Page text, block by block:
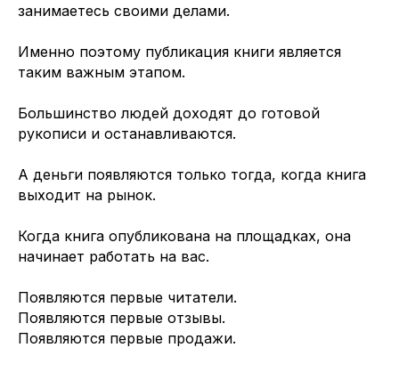
занимаетесь своими делами.
Именно поэтому публикация книги является
таким важным этапом.
Большинство людей доходят до готовой
рукописи и останавливаются.
А деньги появляются только тогда, когда книга
выходит на рынок.
Когда книга опубликована на площадках, она
начинает работать на вас.
Появляются первые читатели.
Появляются первые отзывы.
Появляются первые продажи.